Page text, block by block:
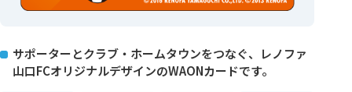
サポーターとクラブ・ホームタウンをつなぐ、レノファ
山口FCオリジナルデザインのWAONカードです。